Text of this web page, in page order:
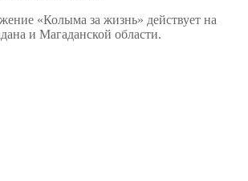
«Колыма за жизнь» действует на
и Магаданской области.